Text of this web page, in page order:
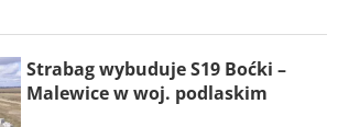
Strabag wybuduje S19 Boćki –
Malewice w woj. podlaskim